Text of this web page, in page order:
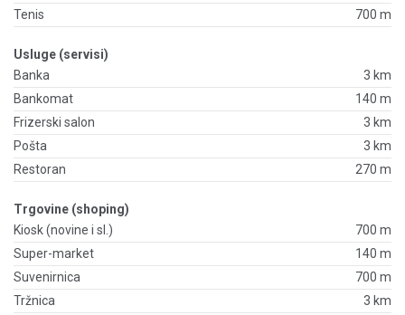
Tenis
700 m
Usluge (servisi)
Banka
3 km
Bankomat
140 m
Frizerski salon
3 km
Pošta
3 km
Restoran
270 m
Trgovine (shoping)
Kiosk (novine i sl.)
700 m
Super-market
140 m
Suvenirnica
700 m
Tržnica
3 km